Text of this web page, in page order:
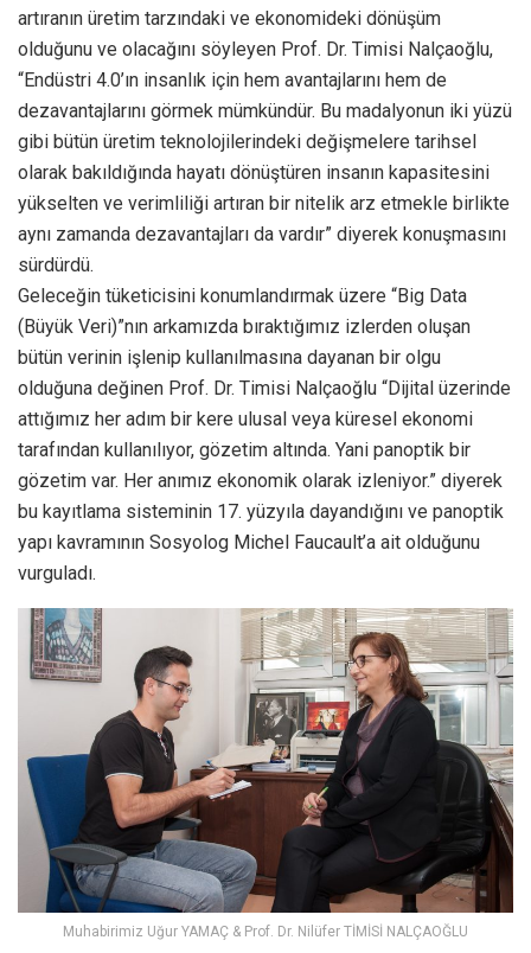
artıranın üretim tarzındaki ve ekonomideki dönüşüm
olduğunu ve olacağını söyleyen Prof. Dr. Timisi Nalçaoğlu,
“Endüstri 4.0’ın insanlık için hem avantajlarını hem de
dezavantajlarını görmek mümkündür. Bu madalyonun iki yüzü
gibi bütün üretim teknolojilerindeki değişmelere tarihsel
olarak bakıldığında hayatı dönüştüren insanın kapasitesini
yükselten ve verimliliği artıran bir nitelik arz etmekle birlikte
aynı zamanda dezavantajları da vardır” diyerek konuşmasını
sürdürdü.
Geleceğin tüketicisini konumlandırmak üzere “Big Data
(Büyük Veri)”nın arkamızda bıraktığımız izlerden oluşan
bütün verinin işlenip kullanılmasına dayanan bir olgu
olduğuna değinen Prof. Dr. Timisi Nalçaoğlu “Dijital üzerinde
attığımız her adım bir kere ulusal veya küresel ekonomi
tarafından kullanılıyor, gözetim altında. Yani panoptik bir
gözetim var. Her anımız ekonomik olarak izleniyor.” diyerek
bu kayıtlama sisteminin 17. yüzyıla dayandığını ve panoptik
yapı kavramının Sosyolog Michel Faucault’a ait olduğunu
vurguladı.
Muhabirimiz Uğur YAMAÇ & Prof. Dr. Nilüfer TİMİSİ NALÇAOĞLU